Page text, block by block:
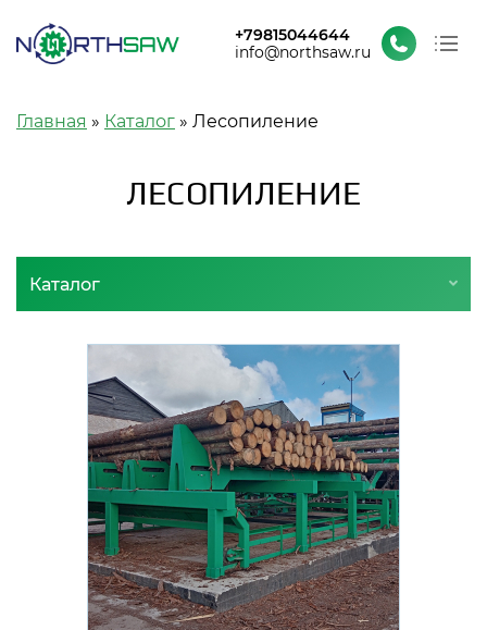
Каталог
Контакты
+79815044644
info@northsaw.ru
Строка навигации
Главная Каталог Лесопиление
ЛЕСОПИЛЕНИЕ
Каталог